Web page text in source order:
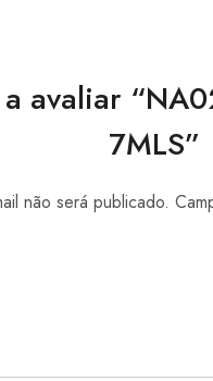
avaliar
7MLS”
não será publicado.